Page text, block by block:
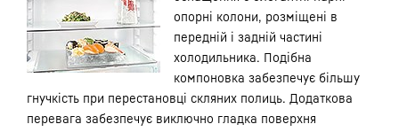
опорні колони, розміщені в
передній і задній частині
холодильника. Подібна
компоновка забезпечує більшу
гнучкість при перестановці скляних полиць. Додаткова
перевага забезпечує виключно гладка поверхня